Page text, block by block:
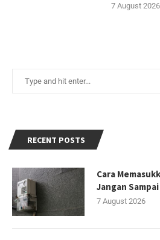
7 August 2026
RECENT POSTS
Cara
Jangan
7 August 2026